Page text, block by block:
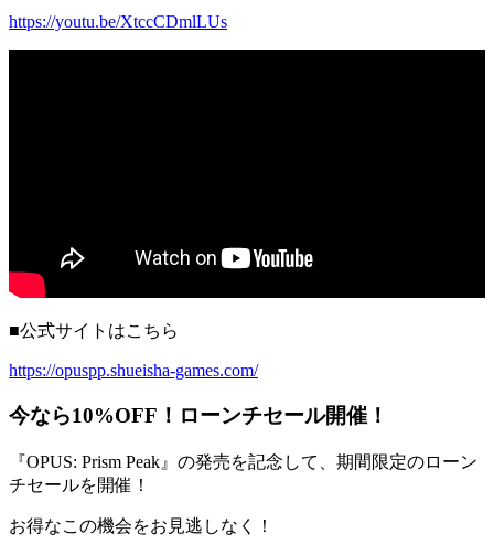
https://youtu.be/XtccCDmlLUs
■公式サイトはこちら
https://opuspp.shueisha-games.com/
今なら10%OFF！ローンチセール開催！
『OPUS: Prism Peak』の発売を記念して、期間限定のローン
チセールを開催！
お得なこの機会をお見逃しなく！